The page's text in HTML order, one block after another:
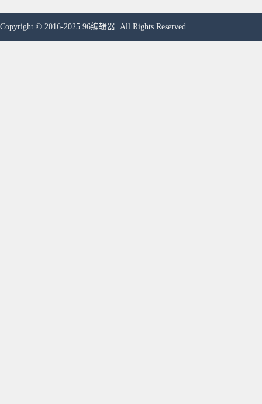
Copyright © 2016-2025 96编辑器. All Rights Reserved.